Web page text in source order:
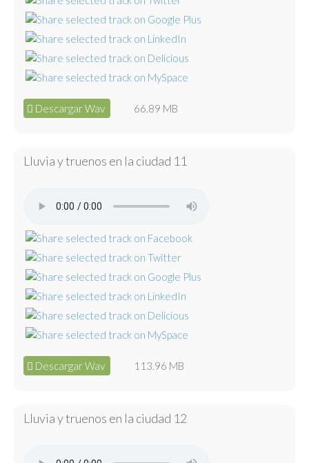
Descargar Wav 66.89 MB
Lluvia y truenos en la ciudad 11
Descargar Wav 113.96 MB
Lluvia y truenos en la ciudad 12